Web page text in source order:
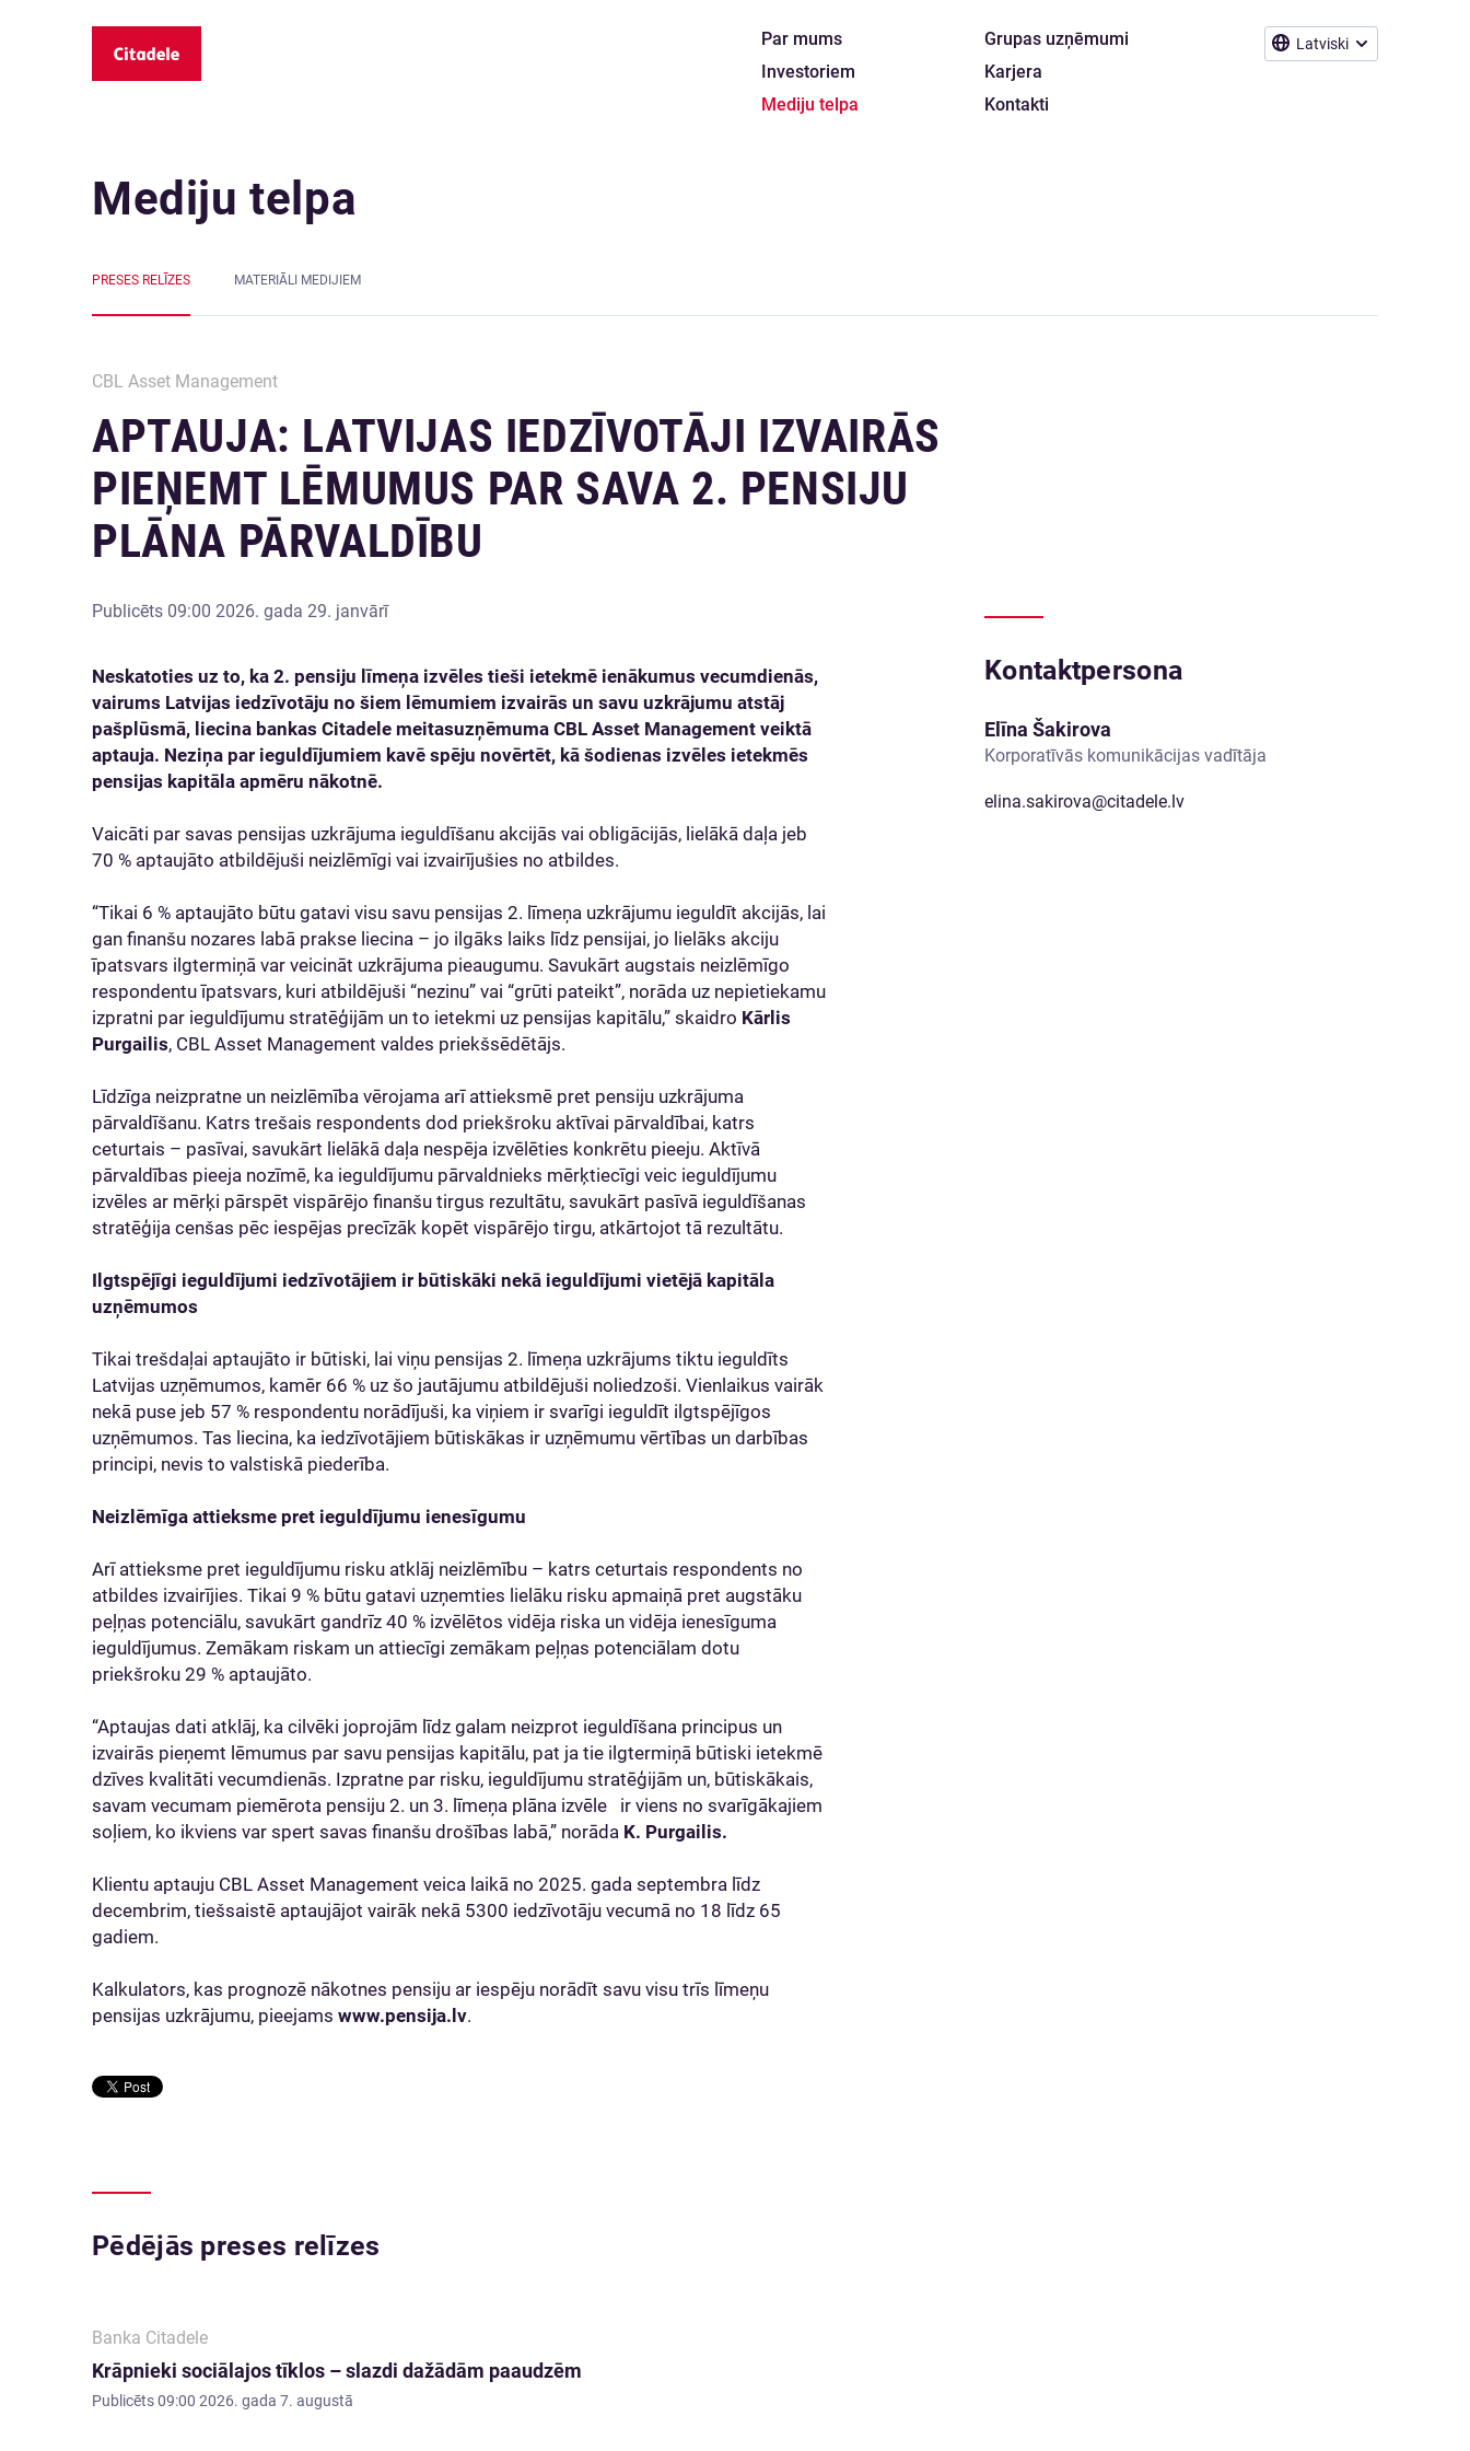
Latviski
Par mums
Investoriem
Mediju telpa
Grupas uzņēmumi
Karjera
Kontakti
Mediju telpa
PRESES RELĪZES MATERIĀLI MEDIJIEM
CBL Asset Management
APTAUJA: LATVIJAS IEDZĪVOTĀJI IZVAIRĀS
PIEŅEMT LĒMUMUS PAR SAVA 2. PENSIJU
PLĀNA PĀRVALDĪBU
Publicēts 09:00 2026. gada 29. janvārī
Neskatoties uz to, ka 2. pensiju līmeņa izvēles tieši ietekmē ienākumus vecumdienās,
vairums Latvijas iedzīvotāju no šiem lēmumiem izvairās un savu uzkrājumu atstāj
pašplūsmā, liecina bankas Citadele meitasuzņēmuma CBL Asset Management veiktā
aptauja. Neziņa par ieguldījumiem kavē spēju novērtēt, kā šodienas izvēles ietekmēs
pensijas kapitāla apmēru nākotnē.
Vaicāti par savas pensijas uzkrājuma ieguldīšanu akcijās vai obligācijās, lielākā daļa jeb
70 % aptaujāto atbildējuši neizlēmīgi vai izvairījušies no atbildes.
“Tikai 6 % aptaujāto būtu gatavi visu savu pensijas 2. līmeņa uzkrājumu ieguldīt akcijās, lai
gan finanšu nozares labā prakse liecina – jo ilgāks laiks līdz pensijai, jo lielāks akciju
īpatsvars ilgtermiņā var veicināt uzkrājuma pieaugumu. Savukārt augstais neizlēmīgo
respondentu īpatsvars, kuri atbildējuši “nezinu” vai “grūti pateikt”, norāda uz nepietiekamu
izpratni par ieguldījumu stratēģijām un to ietekmi uz pensijas kapitālu,” skaidro Kārlis
Purgailis, CBL Asset Management valdes priekšsēdētājs.
Līdzīga neizpratne un neizlēmība vērojama arī attieksmē pret pensiju uzkrājuma
pārvaldīšanu. Katrs trešais respondents dod priekšroku aktīvai pārvaldībai, katrs
ceturtais – pasīvai, savukārt lielākā daļa nespēja izvēlēties konkrētu pieeju. Aktīvā
pārvaldības pieeja nozīmē, ka ieguldījumu pārvaldnieks mērķtiecīgi veic ieguldījumu
izvēles ar mērķi pārspēt vispārējo finanšu tirgus rezultātu, savukārt pasīvā ieguldīšanas
stratēģija cenšas pēc iespējas precīzāk kopēt vispārējo tirgu, atkārtojot tā rezultātu.
Ilgtspējīgi ieguldījumi iedzīvotājiem ir būtiskāki nekā ieguldījumi vietējā kapitāla
uzņēmumos
Tikai trešdaļai aptaujāto ir būtiski, lai viņu pensijas 2. līmeņa uzkrājums tiktu ieguldīts
Latvijas uzņēmumos, kamēr 66 % uz šo jautājumu atbildējuši noliedzoši. Vienlaikus vairāk
nekā puse jeb 57 % respondentu norādījuši, ka viņiem ir svarīgi ieguldīt ilgtspējīgos
uzņēmumos. Tas liecina, ka iedzīvotājiem būtiskākas ir uzņēmumu vērtības un darbības
principi, nevis to valstiskā piederība.
Neizlēmīga attieksme pret ieguldījumu ienesīgumu
Arī attieksme pret ieguldījumu risku atklāj neizlēmību – katrs ceturtais respondents no
atbildes izvairījies. Tikai 9 % būtu gatavi uzņemties lielāku risku apmaiņā pret augstāku
peļņas potenciālu, savukārt gandrīz 40 % izvēlētos vidēja riska un vidēja ienesīguma
ieguldījumus. Zemākam riskam un attiecīgi zemākam peļņas potenciālam dotu
priekšroku 29 % aptaujāto.
“Aptaujas dati atklāj, ka cilvēki joprojām līdz galam neizprot ieguldīšana principus un
izvairās pieņemt lēmumus par savu pensijas kapitālu, pat ja tie ilgtermiņā būtiski ietekmē
dzīves kvalitāti vecumdienās. Izpratne par risku, ieguldījumu stratēģijām un, būtiskākais,
savam vecumam piemērota pensiju 2. un 3. līmeņa plāna izvēle ir viens no svarīgākajiem
soļiem, ko ikviens var spert savas finanšu drošības labā,” norāda K. Purgailis.
Klientu aptauju CBL Asset Management veica laikā no 2025. gada septembra līdz
decembrim, tiešsaistē aptaujājot vairāk nekā 5300 iedzīvotāju vecumā no 18 līdz 65
gadiem.
Kalkulators, kas prognozē nākotnes pensiju ar iespēju norādīt savu visu trīs līmeņu
pensijas uzkrājumu, pieejams www.pensija.lv.
Kontaktpersona
Elīna Šakirova
Korporatīvās komunikācijas vadītāja
elina.sakirova@citadele.lv
Pēdējās preses relīzes
Banka Citadele
Krāpnieki sociālajos tīklos – slazdi dažādām paaudzēm
Publicēts09:00 2026. gada 7. augustā